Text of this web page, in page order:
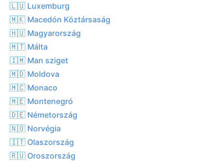
🇱🇺 Luxemburg
🇲🇰 Macedón Köztársaság
🇭🇺 Magyarország
🇲🇹 Málta
🇮🇲 Man sziget
🇲🇩 Moldova
🇲🇨 Monaco
🇲🇪 Montenegró
🇩🇪 Németország
🇳🇴 Norvégia
🇮🇹 Olaszország
🇷🇺 Oroszország